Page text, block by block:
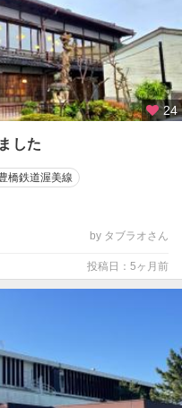
24
した
橋鉄道渥美線
by タブラオさん
投稿日：5ヶ月前